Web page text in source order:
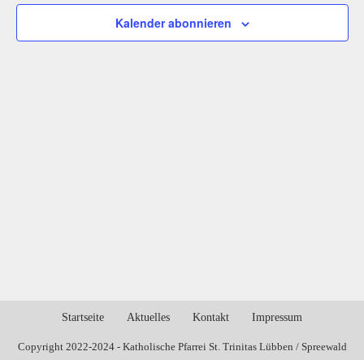
Kalender abonnieren
Startseite Aktuelles Kontakt Impressum
Copyright 2022-2024 - Katholische Pfarrei St. Trinitas Lübben / Spreewald